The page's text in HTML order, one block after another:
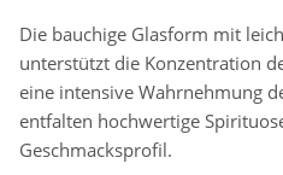
Die bauchige Glasform mit
unterstützt die Konzentration
eine intensive Wahrnehmung
entfalten hochwertige
Geschmacksprofil.